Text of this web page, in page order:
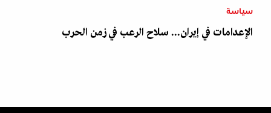
سياسة
الإعدامات في إيران... سلاح الرعب في زمن الحرب